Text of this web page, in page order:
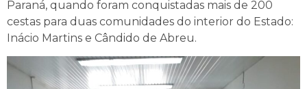
Paraná, quando foram conquistadas mais de 200
cestas para duas comunidades do interior do Estado:
Inácio Martins e Cândido de Abreu.